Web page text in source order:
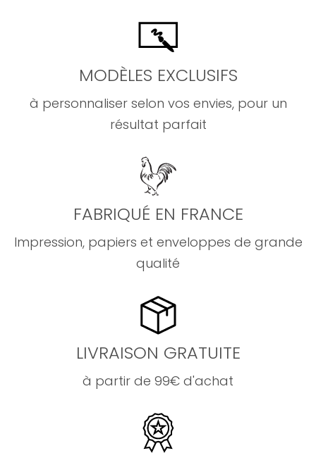
MODÈLES EXCLUSIFS
à personnaliser selon vos envies, pour un
résultat parfait
FABRIQUÉ EN FRANCE
Impression, papiers et enveloppes de grande
qualité
LIVRAISON GRATUITE
à partir de 99€ d'achat